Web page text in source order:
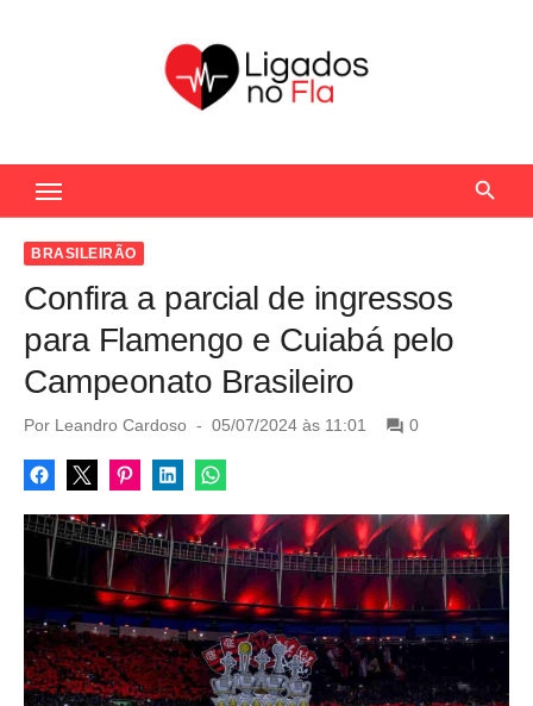
c
BRASILEIRÃO
Confira a parcial de ingressos
para Flamengo e Cuiabá pelo
Campeonato Brasileiro
Por Leandro Cardoso
P
s
t
d
o
05/07/2024 às 11:01 0